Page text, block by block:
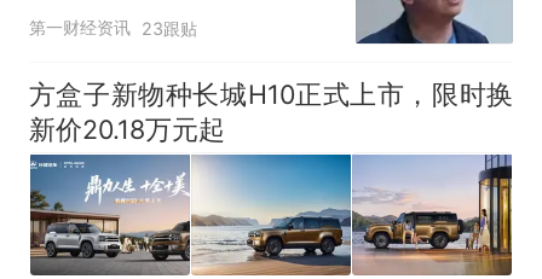
第一财经资讯 23跟贴
方盒子新物种长城H10正式上市，限时换
新价20.18万元起